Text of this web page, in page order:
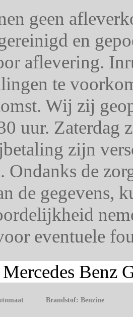
geen
en
aflevering.
te
Wij zij
uur. Zaterdag
zijn
de
de gegevens,
eventuele
Benz
Brandstof:Benzine